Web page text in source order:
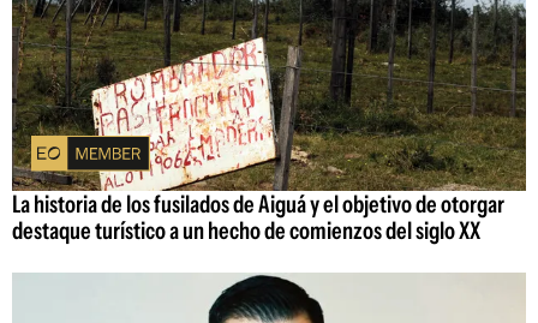
La historia de los fusilados de Aiguá y el objetivo de otorgar
destaque turístico a un hecho de comienzos del siglo XX